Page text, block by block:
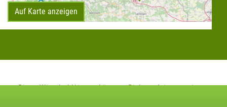
Auf Karte anzeigen
Diese Klimaheld*innen könnten Dich auch interessieren